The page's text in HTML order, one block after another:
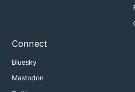
Connect
Bluesky
Mastodon